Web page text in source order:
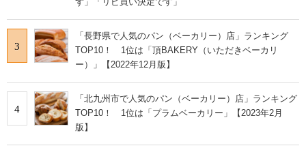
3
「長野県で人気のパン（ベーカリー）店」ランキング
TOP10！ 1位は「頂BAKERY（いただきベーカリ
ー）」【2022年12月版】
4
「北九州市で人気のパン（ベーカリー）店」ランキング
TOP10！ 1位は「プラムベーカリー」【2023年2月
版】